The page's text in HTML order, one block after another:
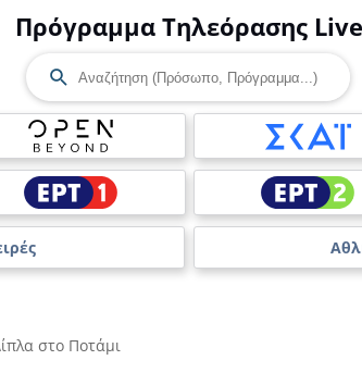
Πρόγραμμα Τηλεόρασης Live
στο Ποτάμι